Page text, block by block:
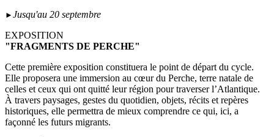
► Jusqu'au 20 septembre
EXPOSITION
"FRAGMENTS DE PERCHE"
Cette première exposition constituera le point de départ du cycle.
Elle proposera une immersion au cœur du Perche, terre natale de
celles et ceux qui ont quitté leur région pour traverser l’Atlantique.
À travers paysages, gestes du quotidien, objets, récits et repères
historiques, elle permettra de mieux comprendre ce qui, ici, a
façonné les futurs migrants.